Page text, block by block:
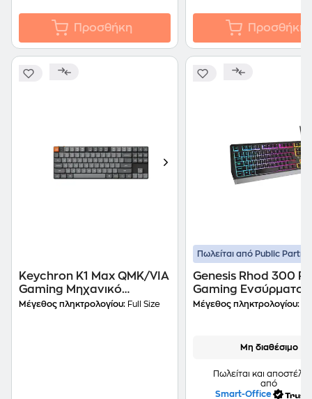
Προσθήκη Προσθήκη
Keychron K1 Max QMK/VIA
Gaming Μηχανικό
Ασύρματο Πληκτρολόγιο
Μέγεθος πληκτρολογίου: Full Size
Πωλείται από Public
Genesis Rhod 300
Gaming Ενσύρματο
Πληκτρολόγιο με
Μέγεθος πληκτρολογίου:
Μη διαθέσιμο
Πωλείται και
από
Smart-Office